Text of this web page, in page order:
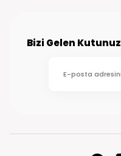
Bizi Gelen